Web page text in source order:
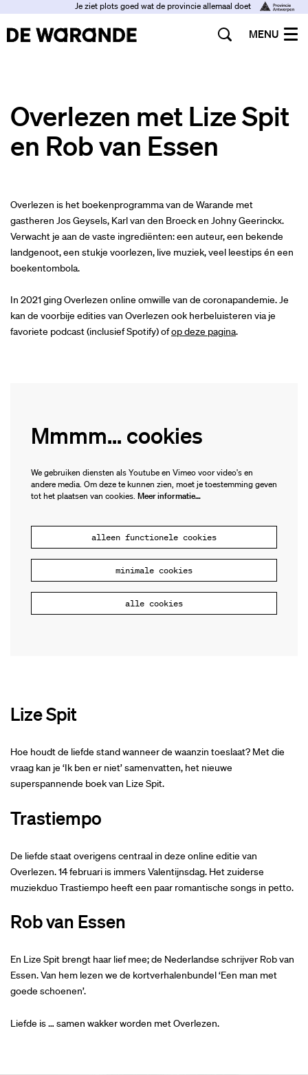
Je ziet plots goed wat de provincie allemaal doet
MENU
Overlezen met Lize Spit
en Rob van Essen
Overlezen is het boekenprogramma van de Warande met
gastheren Jos Geysels, Karl van den Broeck en Johny Geerinckx.
Verwacht je aan de vaste ingrediënten: een auteur, een bekende
landgenoot, een stukje voorlezen, live muziek, veel leestips én een
boekentombola.
In 2021 ging Overlezen online omwille van de coronapandemie. Je
kan de voorbije edities van Overlezen ook herbeluisteren via je
favoriete podcast (inclusief Spotify) ofop deze pagina.
Mmmm... cookies
We gebruiken diensten als Youtube en Vimeo voor video's en
andere media. Om deze te kunnen zien, moet je toestemming geven
tot het plaatsen van cookies. Meer informatie…
alleen functionele cookies
minimale cookies
alle cookies
Lize Spit
Hoe houdt de liefde stand wanneer de waanzin toeslaat? Met die
vraag kan je ‘Ik ben er niet’ samenvatten, het nieuwe
superspannende boek van Lize Spit.
Trastiempo
De liefde staat overigens centraal in deze online editie van
Overlezen. 14 februari is immers Valentijnsdag. Het zuiderse
muziekduo Trastiempo heeft een paar romantische songs in petto.
Rob van Essen
En Lize Spit brengt haar lief mee; de Nederlandse schrijver Rob van
Essen. Van hem lezen we de kortverhalenbundel ‘Een man met
goede schoenen’.
Liefde is … samen wakker worden met Overlezen.